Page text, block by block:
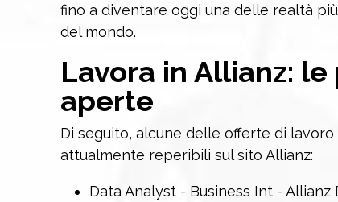
fino a diventare oggi una delle realtà
del mondo.
Lavora in Allianz: le
aperte
Di seguito, alcune delle offerte di lavoro
attualmente reperibili sul sito Allianz:
Data Analyst - Business Int - Allianz